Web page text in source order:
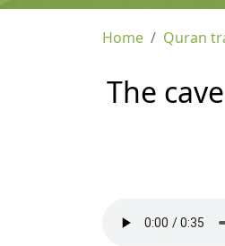
Home Quran
The